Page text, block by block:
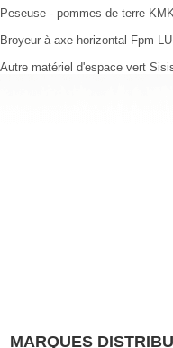
Peseuse - pommes de terre
Broyeur à axe horizontal Fpm
Autre matériel d'espace vert
MARQUES